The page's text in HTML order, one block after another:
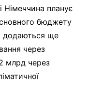
планує
бюджету
додаються ще
через
млрд через